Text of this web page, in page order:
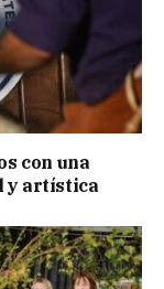
con una
y artística